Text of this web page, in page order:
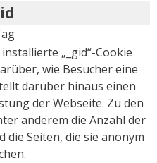
„_gid“-Cookie
wie Besucher eine
darüber hinaus einen
der Webseite. Zu den
anderem die Anzahl der
Seiten, die sie anonym